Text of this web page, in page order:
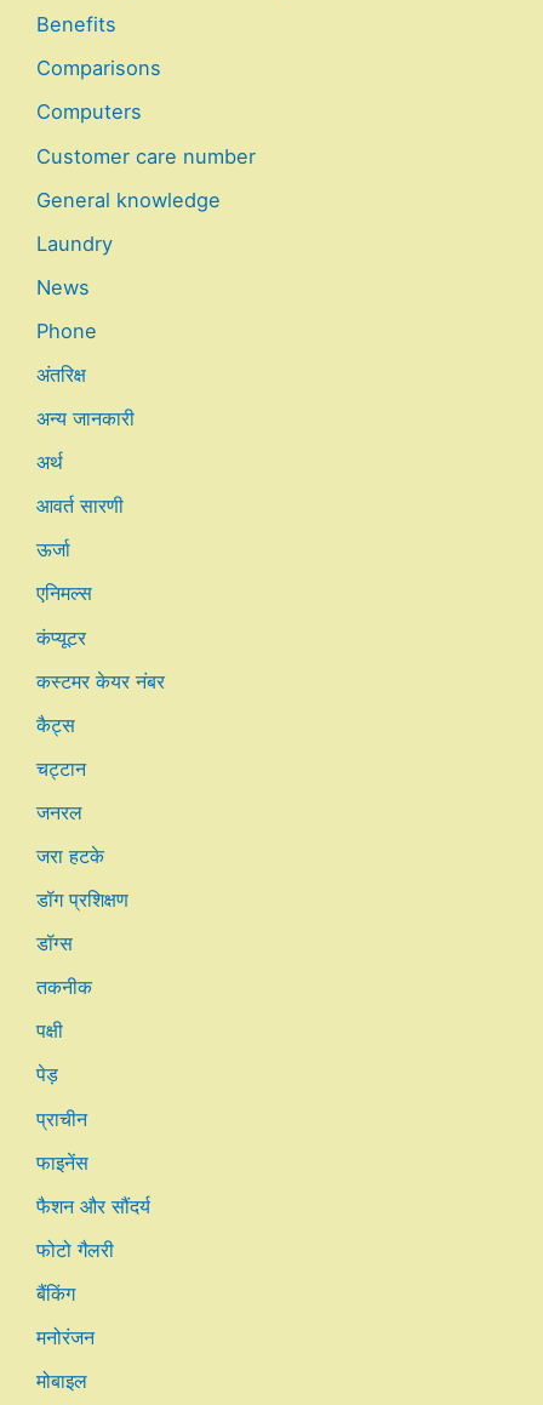
Benefits
Comparisons
Computers
Customer care number
General knowledge
Laundry
News
Phone
अंतरिक्ष
अन्य जानकारी
अर्थ
आवर्त सारणी
ऊर्जा
एनिमल्स
कंप्यूटर
कस्टमर केयर नंबर
कैट्स
चट्टान
जनरल
जरा हटके
डॉग प्रशिक्षण
डॉग्स
तकनीक
पक्षी
पेड़
प्राचीन
फाइनेंस
फैशन और सौंदर्य
फोटो गैलरी
बैंकिंग
मनोरंजन
मोबाइल